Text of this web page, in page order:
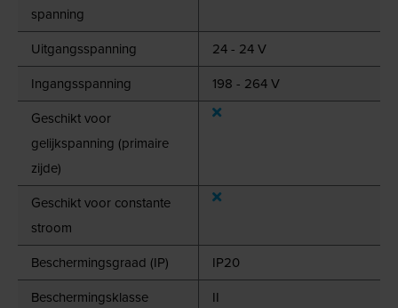
spanning
Uitgangsspanning
24 - 24 V
Ingangsspanning
198 - 264 V
Geschikt voor
gelijkspanning (primaire
zijde)
Geschikt voor constante
stroom
Beschermingsgraad (IP)
IP20
Beschermingsklasse
II